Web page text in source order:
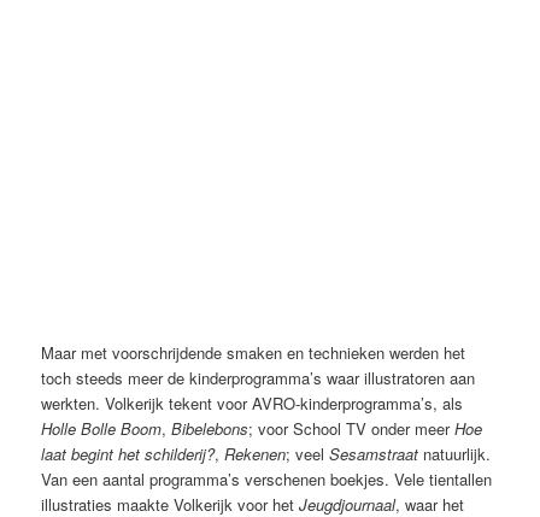
Maar met voorschrijdende smaken en technieken werden het
toch steeds meer de kinderprogramma’s waar illustratoren aan
werkten. Volkerijk tekent voor AVRO-kinderprogramma’s, als
Holle Bolle Boom,Bibelebons; voor School TV onder meerHoe
laat begint het schilderij?,Rekenen; veelSesamstraat natuurlijk.
Van een aantal programma’s verschenen boekjes. Vele tientallen
illustraties maakte Volkerijk voor hetJeugdjournaal, waar het